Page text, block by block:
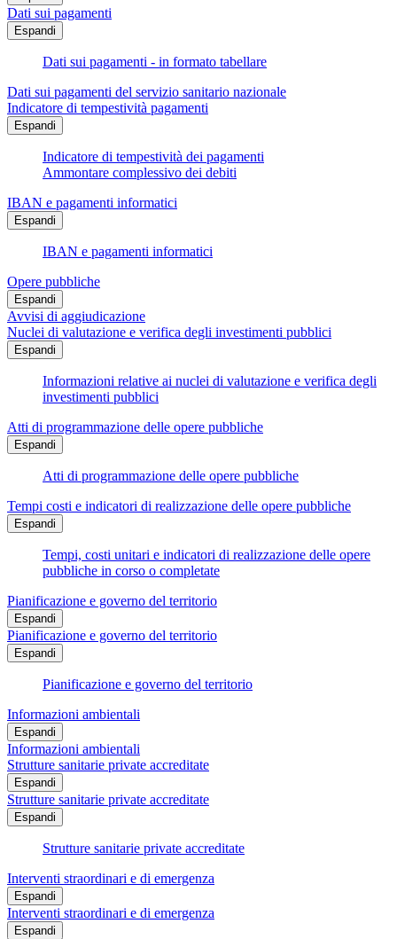
Dati sui pagamenti
Espandi
Dati sui pagamenti - in formato tabellare
Dati sui pagamenti del servizio sanitario nazionale
Indicatore di tempestività pagamenti
Espandi
Indicatore di tempestività dei pagamenti
Ammontare complessivo dei debiti
IBAN e pagamenti informatici
Espandi
IBAN e pagamenti informatici
Opere pubbliche
Espandi
Avvisi di aggiudicazione
Nuclei di valutazione e verifica degli investimenti pubblici
Espandi
Informazioni relative ai nuclei di valutazione e verifica degli
investimenti pubblici
Atti di programmazione delle opere pubbliche
Espandi
Atti di programmazione delle opere pubbliche
Tempi costi e indicatori di realizzazione delle opere pubbliche
Espandi
Tempi, costi unitari e indicatori di realizzazione delle opere
pubbliche in corso o completate
Pianificazione e governo del territorio
Espandi
Pianificazione e governo del territorio
Espandi
Pianificazione e governo del territorio
Informazioni ambientali
Espandi
Informazioni ambientali
Strutture sanitarie private accreditate
Espandi
Strutture sanitarie private accreditate
Espandi
Strutture sanitarie private accreditate
Interventi straordinari e di emergenza
Espandi
Interventi straordinari e di emergenza
Espandi